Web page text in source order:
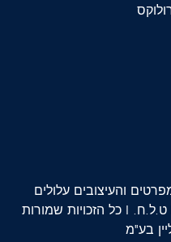
והעיצובים עלולים
| כל הזכויות שמורות
בע"מ